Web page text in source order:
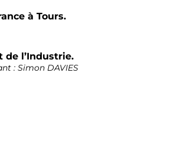
à Tours.
de l’Industrie.
: Simon DAVIES